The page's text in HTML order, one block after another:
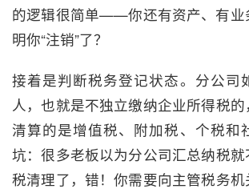
的逻辑很简单——你还有资产、有业
明你“注销”了？
接着是判断税务登记状态。分公司
人，也就是不独立缴纳企业所得税
清算的是增值税、附加税、个税和
坑：很多老板以为分公司汇总纳税
税清理了，错！你需要向主管税务